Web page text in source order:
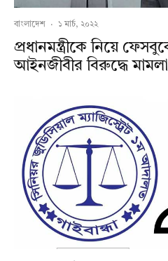
বাংলাদেশ · ১ মার্চ, ২০২২
প্রধানমন্ত্রীকে নিয়ে
আইনজীবীর বিরুদ্ধে মামলা